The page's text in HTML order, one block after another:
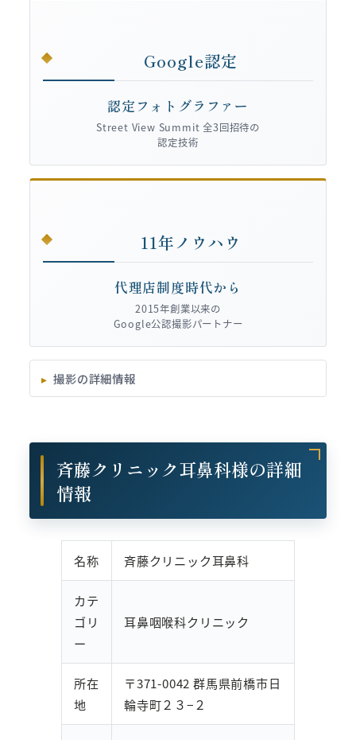
Google認定
認定フォトグラファー
Street View Summit 全3回招待の
認定技術
11年ノウハウ
代理店制度時代から
2015年創業以来の
Google公認撮影パートナー
撮影の詳細情報
斉藤クリニック耳鼻科様の詳細
情報
名称 斉藤クリニック耳鼻科
カテ
ゴリ
ー
耳鼻咽喉科クリニック
所在
地
〒371-0042 群馬県前橋市日
輪寺町２３−２